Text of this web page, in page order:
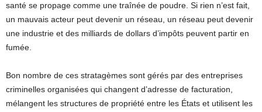
santé se propage comme une traînée de poudre. Si rien n’est fait,
un mauvais acteur peut devenir un réseau, un réseau peut devenir
une industrie et des milliards de dollars d’impôts peuvent partir en
fumée.
Bon nombre de ces stratagèmes sont gérés par des entreprises
criminelles organisées qui changent d’adresse de facturation,
mélangent les structures de propriété entre les États et utilisent les